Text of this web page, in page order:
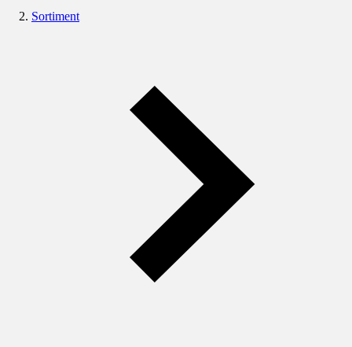
Sortiment